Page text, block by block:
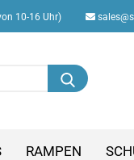
10-16 Uhr)
Suche...
RAMPEN